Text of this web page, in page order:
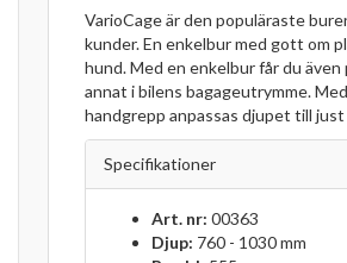
VarioCage är den populäraste
kunder. En enkelbur med gott om
hund. Med en enkelbur får du
annat i bilens bagageutrymme.
handgrepp anpassas djupet till just
Specifikationer
Art. nr: 00363
Djup: 760 - 1030 mm